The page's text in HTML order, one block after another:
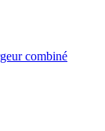
combiné